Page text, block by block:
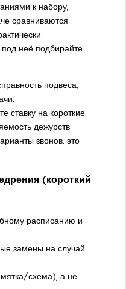
к набору,
сравниваются
неё подбирайте
подвеса,
ставку на короткие
дежурств.
звонов: это
(короткий
расписанию и
замены на случай
схема), а не